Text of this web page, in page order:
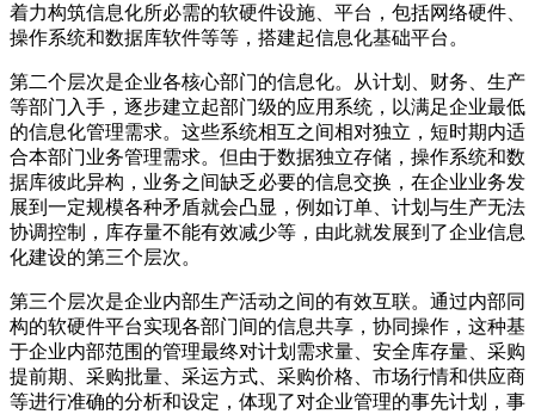
着力构筑信息化所必需的软硬件设施、平台，包括网络硬件、
操作系统和数据库软件等等，搭建起信息化基础平台。
第二个层次是企业各核心部门的信息化。从计划、财务、生产
等部门入手，逐步建立起部门级的应用系统，以满足企业最低
的信息化管理需求。这些系统相互之间相对独立，短时期内适
合本部门业务管理需求。但由于数据独立存储，操作系统和数
据库彼此异构，业务之间缺乏必要的信息交换，在企业业务发
展到一定规模各种矛盾就会凸显，例如订单、计划与生产无法
协调控制，库存量不能有效减少等，由此就发展到了企业信息
化建设的第三个层次。
第三个层次是企业内部生产活动之间的有效互联。通过内部同
构的软硬件平台实现各部门间的信息共享，协同操作，这种基
于企业内部范围的管理最终对计划需求量、安全库存量、采购
提前期、采购批量、采运方式、采购价格、市场行情和供应商
等进行准确的分析和设定，体现了对企业管理的事先计划，事